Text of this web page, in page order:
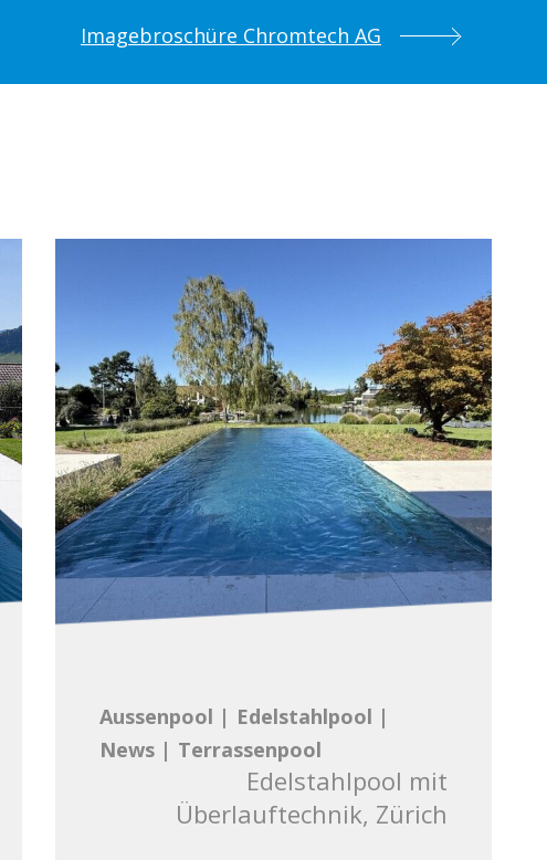
Imagebroschüre Chromtech AG
Aussenpool | Edelstahlpool |
News | Terrassenpool
Edelstahlpool mit
Überlauftechnik, Zürich